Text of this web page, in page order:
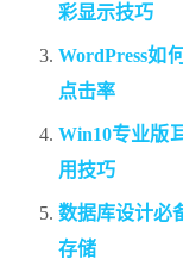
彩显示技巧
WordPress如
点击率
Win10专业版
用技巧
数据库设计必
存储